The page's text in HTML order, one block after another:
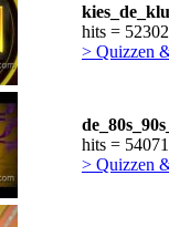
hits = 52302
> Quizzen
hits = 54071
> Quizzen